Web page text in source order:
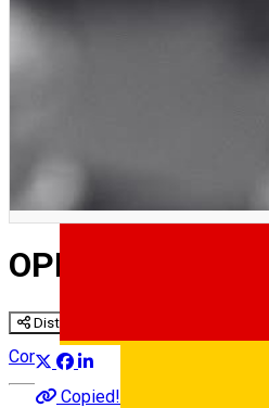
OPERA
Distribuie
Copied!
Concert